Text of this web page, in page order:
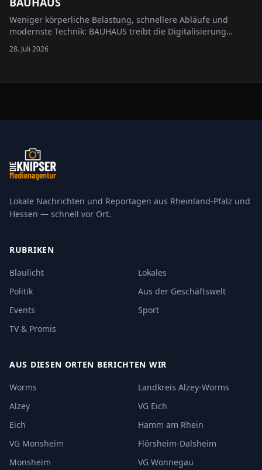
Weniger körperliche Belastung, schnellere Abläufe und
modernste Technik: BAUHAUS treibt die Digitalisierung
seiner Logistik weiter voran. Im Import- und Zentrallager in
Krefeld kommen künftig intelligente Roboter des
28. Juli 2026
Lokale Nachrichten und Reportagen aus Rheinland-Pfalz und
Hessen — schnell vor Ort.
RUBRIKEN
Blaulicht
Lokales
Politik
Aus der Geschäftswelt
Events
Sport
TV & Promis
AUS DIESEN ORTEN BERICHTEN WIR
Worms
Landkreis Alzey-Worms
Alzey
VG Eich
Eich
Hamm am Rhein
VG Monsheim
Flörsheim-Dalsheim
Monsheim
VG Wonnegau